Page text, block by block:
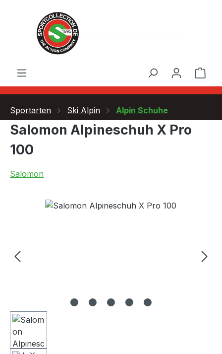
Zum Hauptinhalt springen
Sportarten Ski Alpin Alpin Schuhe
Salomon Alpineschuh X Pro
100
Salomon
Bildergalerie überspringen